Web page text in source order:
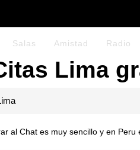
Salas Amistad Radio
Lima
al Chat es muy sencillo y en